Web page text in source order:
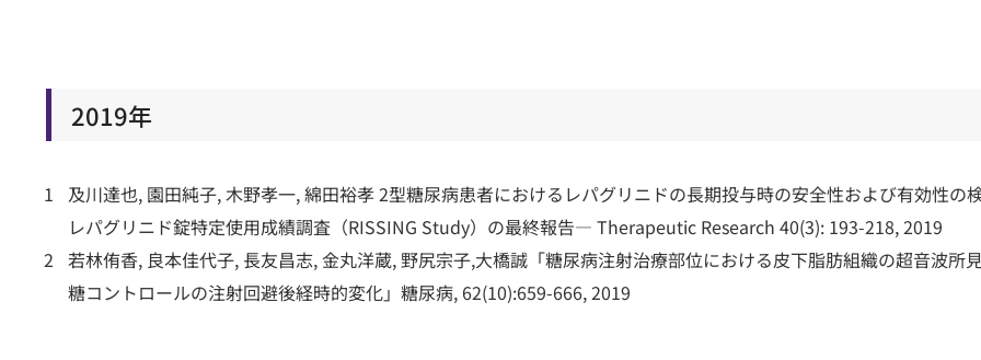
2019年
及川達也, 園田純子, 木野孝一, 綿田裕孝 2型糖尿病患者におけるレパグリニドの長期投与時の安全性および有効性の
レパグリニド錠特定使用成績調査（RISSING Study）の最終報告― Therapeutic Research 40(3): 193-218, 2019
若林侑香, 良本佳代子, 長友昌志, 金丸洋蔵, 野尻宗子,大橋誠「糖尿病注射治療部位における皮下脂肪組織の超音波所
糖コントロールの注射回避後経時的変化」糖尿病, 62(10):659-666, 2019